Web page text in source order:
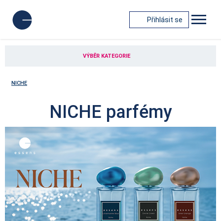
Přihlásit se
VÝBĚR KATEGORIE
NICHE
NICHE parfémy